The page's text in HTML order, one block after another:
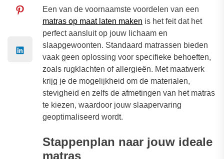
Een van de voornaamste voordelen van een
matras op maat laten maken is het feit dat het
perfect aansluit op jouw lichaam en
slaapgewoonten. Standaard matrassen bieden
vaak geen oplossing voor specifieke behoeften,
zoals rugklachten of allergieën. Met maatwerk
krijg je de mogelijkheid om de materialen,
stevigheid en zelfs de afmetingen van het matras
te kiezen, waardoor jouw slaapervaring
geoptimaliseerd wordt.
Stappenplan naar jouw ideale
matras